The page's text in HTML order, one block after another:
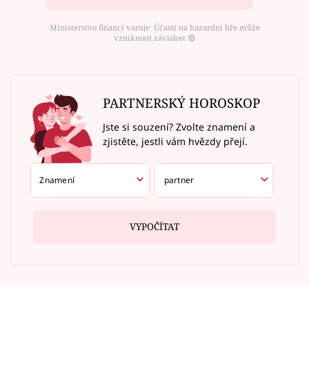
Ministerstvo financí varuje: Účastí na hazardní hře může
vzniknout závislost ⑱
PARTNERSKÝ HOROSKOP
Jste si souzení? Zvolte znamení a
zjistěte, jestli vám hvězdy přejí.
VYPOČÍTAT